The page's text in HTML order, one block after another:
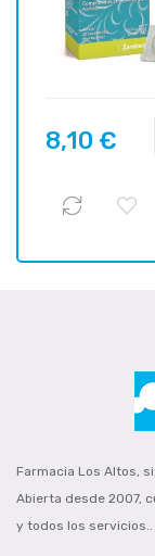
Precio
8,10 €
Farmacia Los Altos,
Abierta desde 2007,
y todos los servicios..